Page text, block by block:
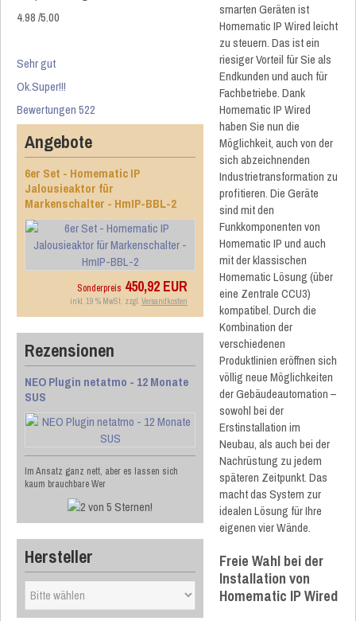
4.98/5.00
Sehr gut
Ok.Super!!!
Bewertungen 522
Angebote
6er Set - Homematic IP
Jalousieaktor für
Markenschalter - HmIP-BBL-2
Sonderpreis 450,92 EUR
inkl. 19 % MwSt. zzgl. Versandkosten
Rezensionen
NEO Plugin netatmo - 12 Monate
SUS
Im Ansatz ganz nett, aber es lassen sich
kaum brauchbare Wer
Hersteller
smarten Geräten ist
Homematic IP Wired leicht
zu steuern. Das ist ein
riesiger Vorteil für Sie als
Endkunden und auch für
Fachbetriebe. Dank
Homematic IP Wired
haben Sie nun die
Möglichkeit, auch von der
sich abzeichnenden
Industrietransformation zu
profitieren. Die Geräte
sind mit den
Funkkomponenten von
Homematic IP und auch
mit der klassischen
Homematic Lösung (über
eine Zentrale CCU3)
kompatibel. Durch die
Kombination der
verschiedenen
Produktlinien eröffnen sich
völlig neue Möglichkeiten
der Gebäudeautomation –
sowohl bei der
Erstinstallation im
Neubau, als auch bei der
Nachrüstung zu jedem
späteren Zeitpunkt. Das
macht das System zur
idealen Lösung für Ihre
eigenen vier Wände.
Freie Wahl bei der
Installation von
Homematic IP Wired